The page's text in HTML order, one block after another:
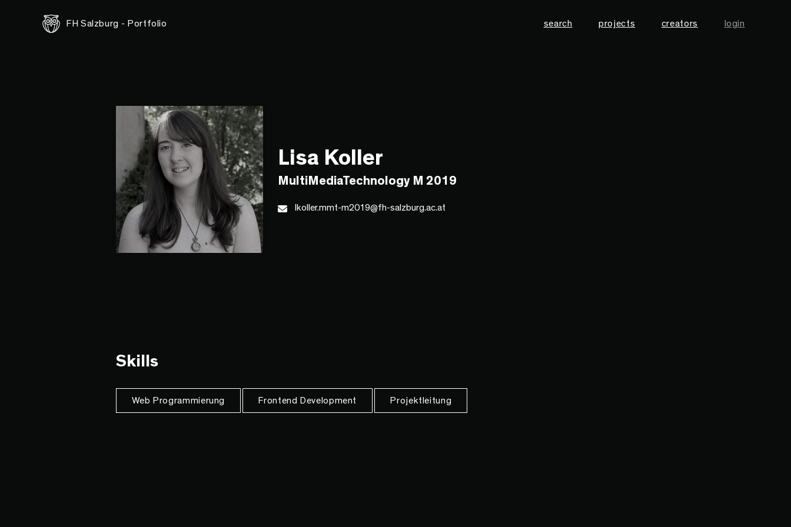
FH Salzburg - Portfolio search projects creators login
Lisa Koller
MultiMediaTechnology M 2019
lkoller.mmt-m2019@fh-salzburg.ac.at
Skills
Web Programmierung Frontend Development Projektleitung